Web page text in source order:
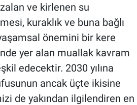
ve kirlenen su
kuraklık ve buna bağlı
önemini bir kere
yer alan muallak kavram
edecektir. 2030 yılına
ancak üçte ikisine
de yakından ilgilendiren en